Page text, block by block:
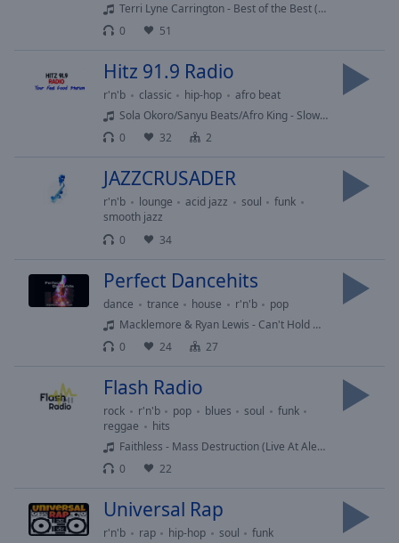
Chapters
descriptions
off,
subtitles
settings
dialog
subtitles
Picture-
in-
Terri Lyne Carrington - Best of the Best (feat. Chanté Moore)
0
51
Hitz 91.9 Radio
r'n'b classic hip-hop
afro beat
Sola Okoro/Sanyu Beats/Afro King - Slow Burn
0
32 2
JAZZCRUSADER
r'n'b lounge acid jazz soul
funk
smooth jazz
0
34
Perfect Dancehits
dance trance house r'n'b
pop
Macklemore & Ryan Lewis - Can't Hold Us (& Ray Dalton)
0
24 27
Flash Radio
rock r'n'b pop blues soul
funk
reggae
hits
Faithless - Mass Destruction (Live At Alexandra Palace 2005)
0
22
Universal Rap
r'n'b rap hip-hop soul
funk